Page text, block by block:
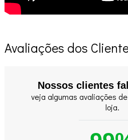
Avaliações dos
Nossos clientes
veja algumas avaliações
loja.